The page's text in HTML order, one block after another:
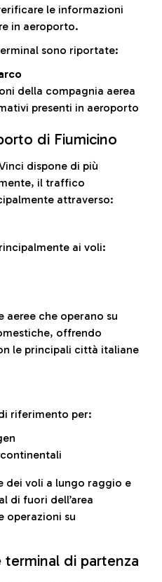
le informazioni
in aeroporto.
sono riportate:
della compagnia aerea
presenti in aeroporto
di Fiumicino
dispone di più
il traffico
attraverso:
ai voli:
aeree che operano su
offrendo
le principali città italiane
riferimento per:
dei voli a lungo raggio e
di fuori dell’area
operazioni su
di partenza